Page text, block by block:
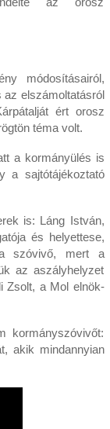
módosításairól,
az elszámoltatásról
ért orosz
téma volt.
a kormányülés is
a sajtótájékoztató
is: Láng István,
és helyettese,
szóvivő, mert a
az aszályhelyzet
Zsolt, a Mol elnök-
kormányszóvivőt:
akik mindannyian